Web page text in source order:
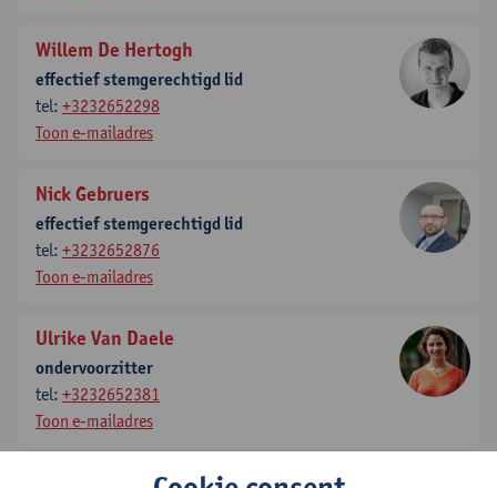
Willem De Hertogh
effectief stemgerechtigd lid
tel: +3232652298
Toon e-mailadres
Nick Gebruers
effectief stemgerechtigd lid
tel: +3232652876
Toon e-mailadres
Ulrike Van Daele
ondervoorzitter
tel: +3232652381
Toon e-mailadres